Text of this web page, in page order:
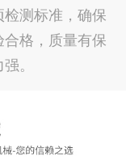
测标准，确保
格，质量有保
。